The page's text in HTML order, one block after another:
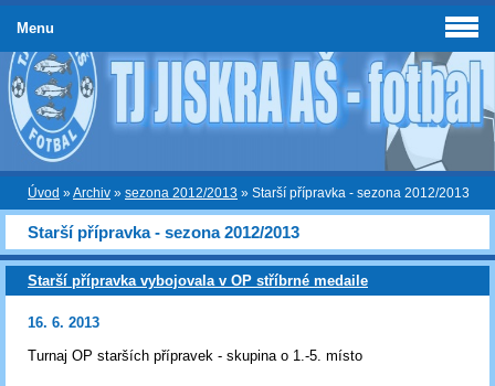
Úvod »Archiv » sezona 2012/2013 » Starší přípravka - sezona 2012/2013
Starší přípravka - sezona 2012/2013
Starší přípravka vybojovala v OP stříbrné medaile
16. 6. 2013
Turnaj OP starších přípravek - skupina o 1.-5. místo
Menu